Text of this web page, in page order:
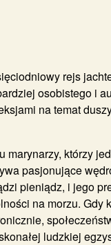
rejs
osobistego i
na temat
którzy
pasjonujące
pieniądz, i jego
na morzu. Gdy
ludzkiej